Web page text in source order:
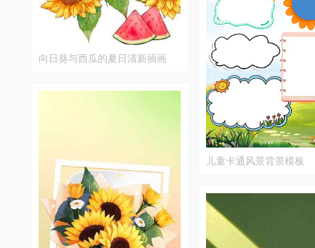
向日葵与西瓜的夏日清新插画
儿童卡通风景背景模板